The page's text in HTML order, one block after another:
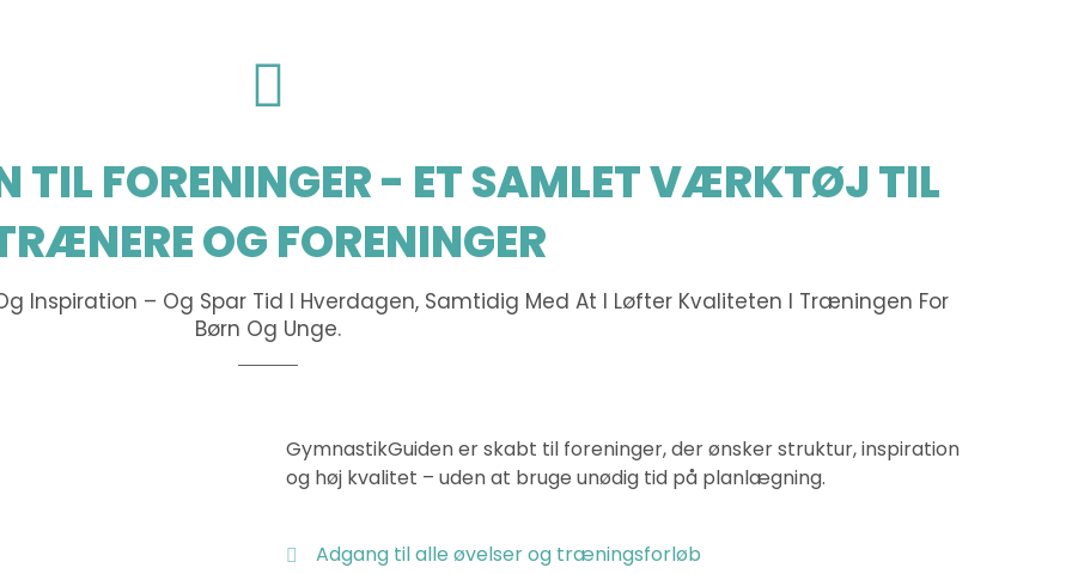
TIL FORENINGER - ET SAMLET VÆRKTØJ TIL
OG FORENINGER
Inspiration – Og Spar Tid I Hverdagen, Samtidig Med At I Løfter Kvaliteten I Træningen For
Børn Og Unge.
GymnastikGuiden er skabt til foreninger, der ønsker struktur, inspiration
og høj kvalitet – uden at bruge unødig tid på planlægning.
Adgang til alle øvelser og træningsforløb